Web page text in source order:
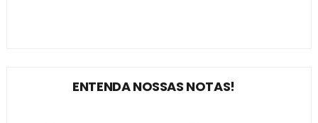
ENTENDA NOSSAS NOTAS!